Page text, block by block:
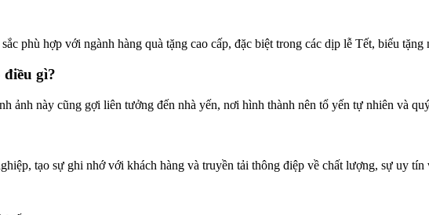
phù hợp với ngành hàng quà tặng cao cấp, đặc biệt trong các dịp lễ Tết, biếu
gì?
ảnh này cũng gợi liên tưởng đến nhà yến, nơi hình thành nên tổ yến tự nhiên và
tạo sự ghi nhớ với khách hàng và truyền tải thông điệp về chất lượng, sự uy tín